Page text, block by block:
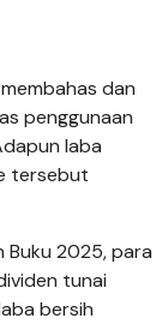
dan
penggunaan
laba
tersebut
Buku 2025, para
tunai
bersih